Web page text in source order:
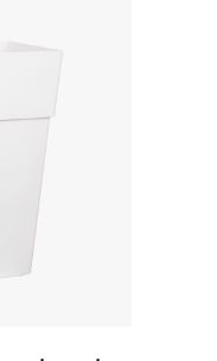
بنيت هذه
الوزن،
فوق
في